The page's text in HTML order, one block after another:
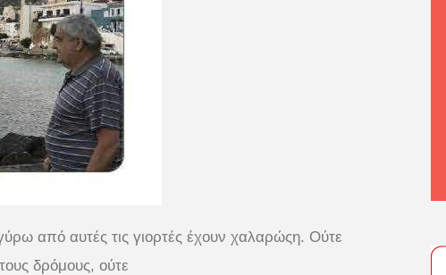
από αυτές τις γιορτές έχουν χαλαρώςη. Ούτε
δρόμους, ούτε